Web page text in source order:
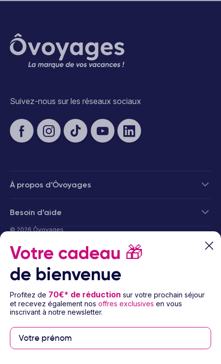
Suivez-nous sur les réseaux sociaux
À propos d’Ôvoyages
Besoin d’aide
© 2026 Ôvoyages
Paiement sécurisé
Paiement en 3 ou 4
Votre cadeau 🎁
de bienvenue
Profitez de 70€* de réduction sur votre prochain séjour
et recevez également nos offres exclusives en vous
inscrivant à notre newsletter.